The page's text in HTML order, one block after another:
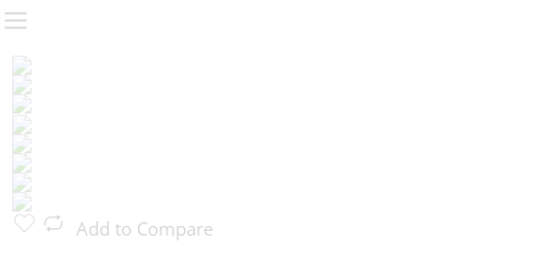
Add to Compare